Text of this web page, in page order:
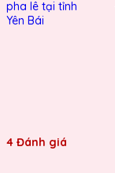
4 Đánh giá